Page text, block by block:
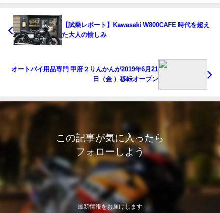
【試乗レポート】Kawasaki W800CAFE 時代を超え
た大人の愉しみ
オートバイ用品専門 甲府２りんかんが2019年6月21
日（金 ）移転オープン
この記事が気に入ったら
フォローしよう
最新情報をお届けします